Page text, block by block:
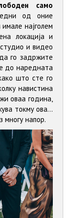
само
од оние
најголем
локација и
и видео
го задржите
до наредната
што сте го
навистина
оваа година,
токму ова...
напор.